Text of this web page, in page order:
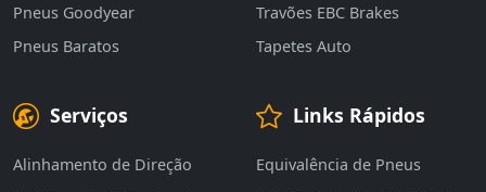
Pneus Goodyear
Pneus Baratos
Travões EBC Brakes
Tapetes Auto
Serviços
Alinhamento de Direção
Links Rápidos
Equivalência de Pneus